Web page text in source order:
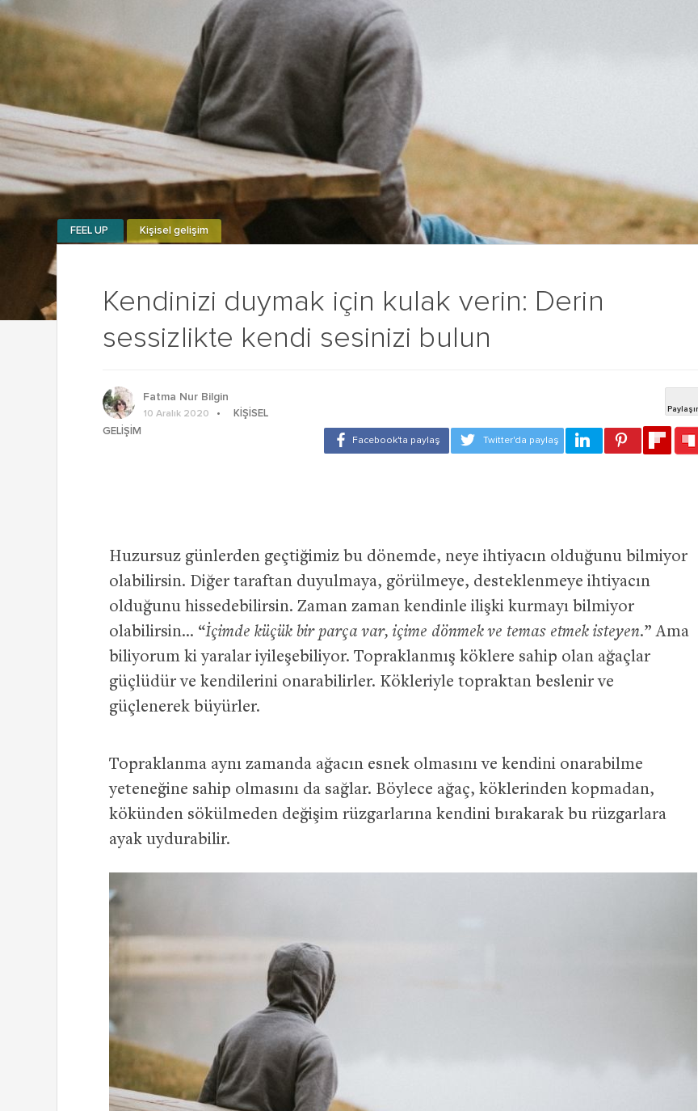
Kendinizi duymak için kulak verin: Derin
sessizlikte kendi sesinizi bulun
FEEL UP Kişisel gelişim
Fatma Nur Bilgin
10 Aralık 2020
KIŞISEL
GELIŞIM
Huzursuz günlerden geçtiğimiz bu dönemde, neye ihtiyacın olduğunu bilmiyor
olabilirsin. Diğer taraftan duyulmaya, görülmeye, desteklenmeye ihtiyacın
olduğunu hissedebilirsin. Zaman zaman kendinle ilişki kurmayı bilmiyor
olabilirsin… “İçimde küçük bir parça var, içime dönmek ve temas etmek isteyen.” Ama
biliyorum ki yaralar iyileşebiliyor. Topraklanmış köklere sahip olan ağaçlar
güçlüdür ve kendilerini onarabilirler. Kökleriyle topraktan beslenir ve
güçlenerek büyürler.
Topraklanma aynı zamanda ağacın esnek olmasını ve kendini onarabilme
yeteneğine sahip olmasını da sağlar. Böylece ağaç, köklerinden kopmadan,
kökünden sökülmeden değişim rüzgarlarına kendini bırakarak bu rüzgarlara
ayak uydurabilir.